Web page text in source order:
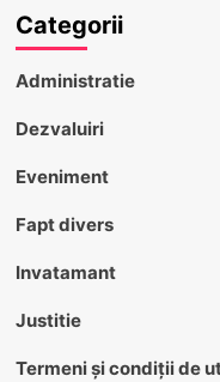
Categorii
Administratie
Dezvaluiri
Eveniment
Fapt divers
Invatamant
Justitie
Termeni și condiții de